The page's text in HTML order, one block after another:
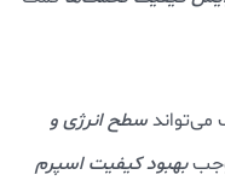
سطح انرژی و
بهبود کیفیت اسپرم